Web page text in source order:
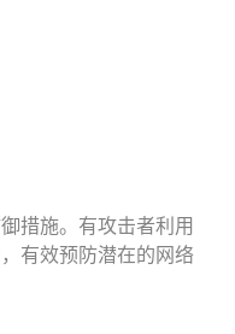
措施。有攻击者利用
有效预防潜在的网络